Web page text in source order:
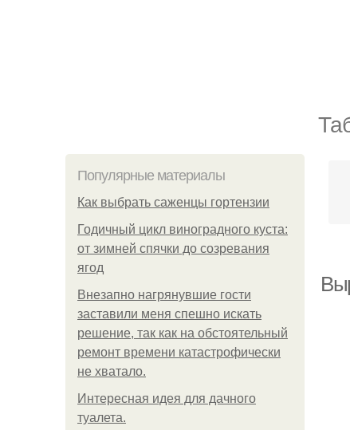
Популярные материалы
Как выбрать саженцы гортензии
Годичный цикл виноградного куста:
от зимней спячки до созревания
ягод
Внезапно нагрянувшие гости
заставили меня спешно искать
решение, так как на обстоятельный
ремонт времени катастрофически
не хватало.
Интересная идея для дачного
туалета.